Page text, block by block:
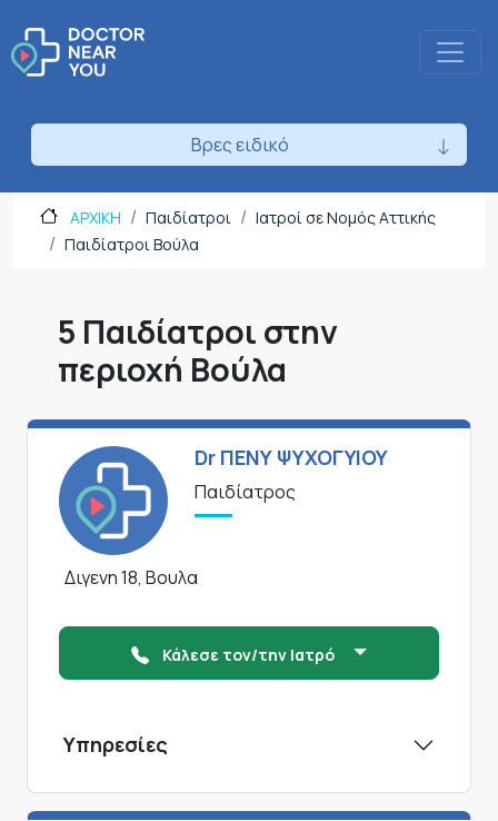
Βρες ειδικό
ΑΡΧΙΚΗ Παιδίατροι
Ιατροί σε Νομός Αττικής
Παιδίατροι Βούλα
5 Παιδίατροι στην
περιοχή Βούλα
Dr ΠΕΝΥ ΨΥΧΟΓΥΙΟΥ
Παιδίατρος
Διγενη 18, Βουλα
Κάλεσε τον/την Ιατρό
Υπηρεσίες